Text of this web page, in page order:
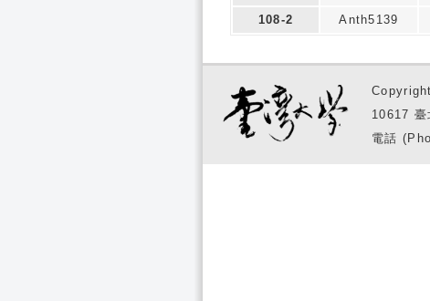
108-2
Anth5139
10617
電話